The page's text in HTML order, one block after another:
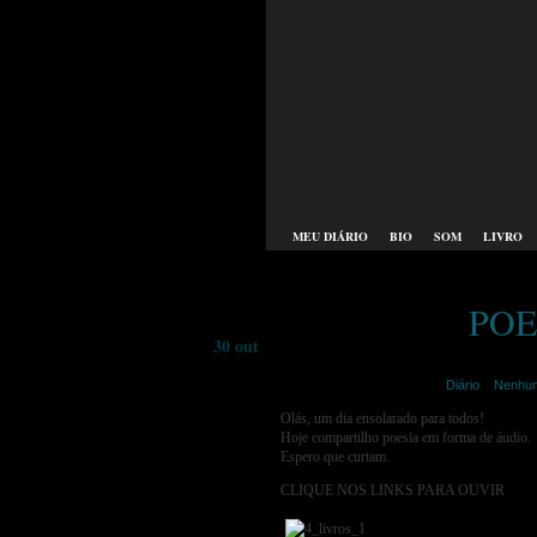
MEU DIÁRIO BIO SOM LIVRO
30 out
Diário
Olás, um dia ensolarado para todos!
Hoje compartilho poesia em forma de áudio.
Espero que curtam.
CLIQUE NOS LINKS PARA OUVIR